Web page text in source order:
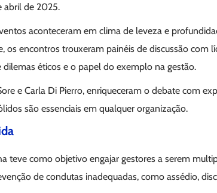
abril de 2025.
aconteceram em clima de leveza e
os encontros trouxeram painéis de discussão com
éticos e o papel do exemplo na gestão.
e Carla Di Pierro, enriqueceram o debate com
são essenciais em qualquer organização.
teve como objetivo engajar gestores a serem
de condutas inadequadas, como assédio,